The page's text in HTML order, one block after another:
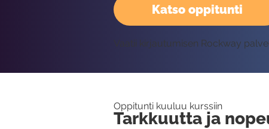
Katso oppitunti
Vaatii kirjautumisen Rockway
Oppitunti kuuluu kurssiin
Tarkkuutta ja